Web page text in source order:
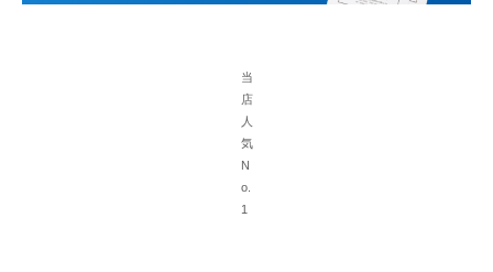
当
店
人
気
N
o.
1